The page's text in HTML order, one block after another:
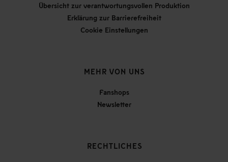
Übersicht zur verantwortungsvollen Produktion
Erklärung zur Barrierefreiheit
Cookie Einstellungen
MEHR VON UNS
Fanshops
Newsletter
RECHTLICHES